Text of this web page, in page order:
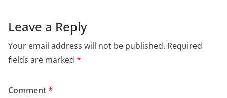
Leave a Reply
Your email address will not be published. Required
fields are marked *
Comment*